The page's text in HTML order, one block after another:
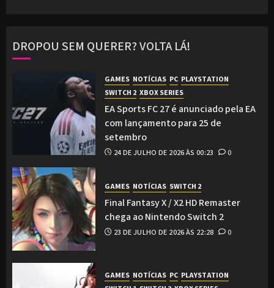
DROPOU SEM QUERER? VOLTA LÁ!
GAMES NOTÍCIAS PC PLAYSTATION
SWITCH 2 XBOX SERIES
EA Sports FC 27 é anunciado pela EA
com lançamento para 25 de
setembro
24 DE JULHO DE 2026 ÀS 00:23 0
GAMES NOTÍCIAS SWITCH 2
Final Fantasy X / X2 HD Remaster
chega ao Nintendo Switch 2
23 DE JULHO DE 2026 ÀS 22:28 0
GAMES NOTÍCIAS PC PLAYSTATION